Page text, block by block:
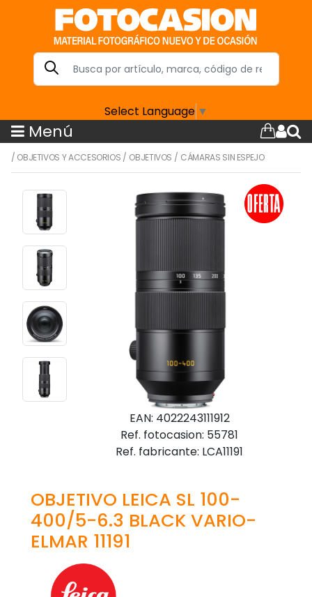
Select Language ▼
Menú
/ OBJETIVOS Y ACCESORIOS / OBJETIVOS / CÁMARAS SIN ESPEJO
EAN: 4022243111912
Ref. fotocasion: 55781
Ref. fabricante: LCA11191
OBJETIVO LEICA SL 100-
400/5-6.3 BLACK VARIO-
ELMAR 11191